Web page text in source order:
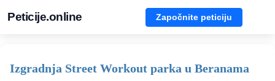
Peticije.online Započnite peticiju
Izgradnja Street Workout parka u Beranama